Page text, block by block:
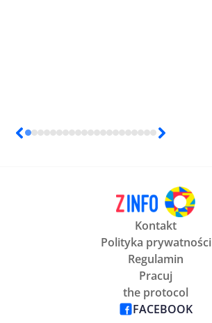
Kontakt
Polityka prywatności
Regulamin
Pracuj
the protocol
FACEBOOK